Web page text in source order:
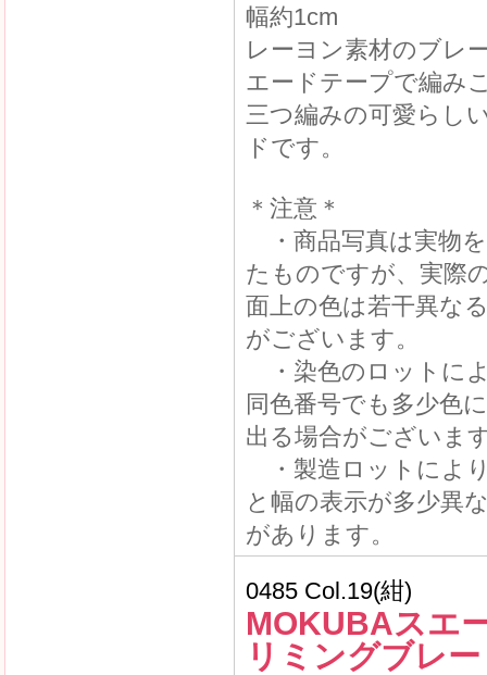
幅約1cm
レーヨン素材のブレ
エードテープで編み
三つ編みの可愛らし
ドです。
＊注意＊
・商品写真は実物
たものですが、実際
面上の色は若干異な
がございます。
・染色のロットに
同色番号でも多少色
出る場合がございま
・製造ロットによ
と幅の表示が多少異
があります。
0485 Col.19(紺)
MOKUBAスエ
リミングブレ